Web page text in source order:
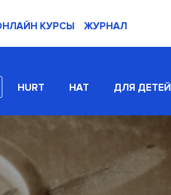
КУРСЫ ЖУРНАЛ
HURT HAT ДЛЯ ДЕТЕЙ